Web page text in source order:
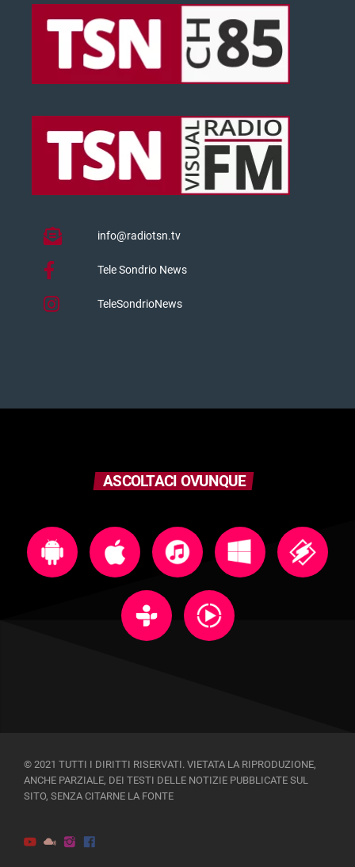
info@radiotsn.tv
Tele Sondrio News
TeleSondrioNews
ASCOLTACI OVUNQUE
© 2021 TUTTI I DIRITTI RISERVATI. VIETATA LA RIPRODUZIONE,
ANCHE PARZIALE, DEI TESTI DELLE NOTIZIE PUBBLICATE SUL
SITO, SENZA CITARNE LA FONTE